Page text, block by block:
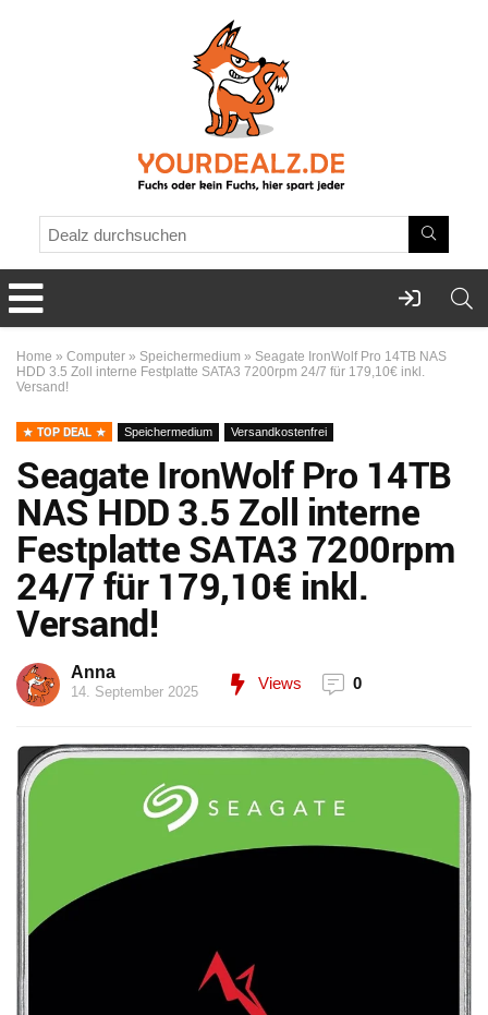
Home » Computer » Speichermedium » Seagate IronWolf Pro 14TB NAS
HDD 3.5 Zoll interne Festplatte SATA3 7200rpm 24/7 für 179,10€ inkl.
Versand!
TOP DEAL Speichermedium Versandkostenfrei
Seagate IronWolf Pro 14TB
NAS HDD 3.5 Zoll interne
Festplatte SATA3 7200rpm
24/7 für 179,10€ inkl.
Versand!
Anna
14. September 2025 Views 0